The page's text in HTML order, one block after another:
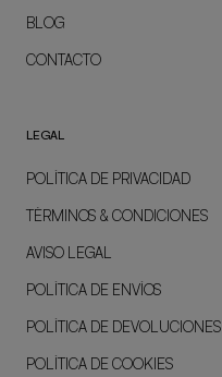
BLOG
CONTACTO
LEGAL
POLÍTICA DE PRIVACIDAD
TÉRMINOS & CONDICIONES
AVISO LEGAL
POLÍTICA DE ENVÍOS
POLÍTICA DE DEVOLUCIONES
POLÍTICA DE COOKIES